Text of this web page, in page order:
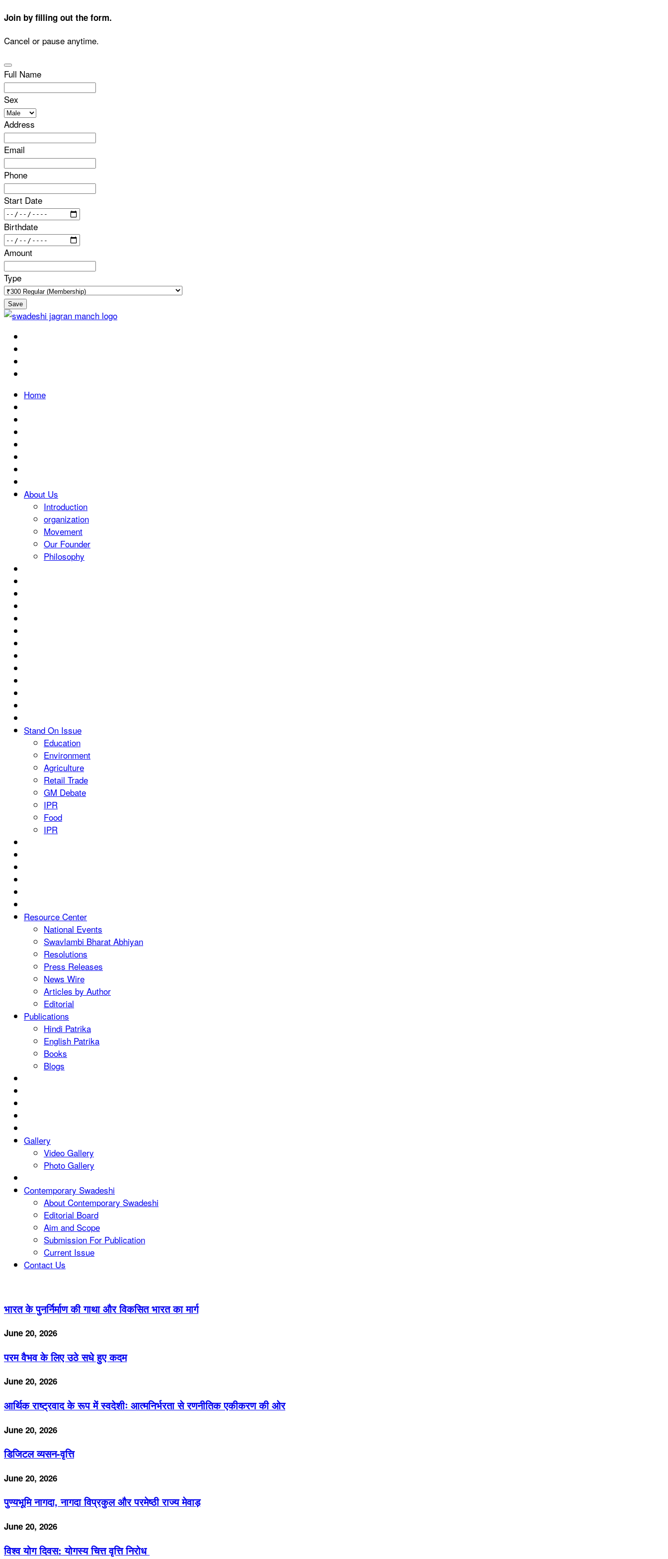
Join by filling out the form.
Cancel or pause anytime.
Full Name
Sex
Address
Email
Phone
Start Date
Birthdate
Amount
Type
Save
Home
About Us
Introduction
organization
Movement
Our Founder
Philosophy
Stand On Issue
Education
Environment
Agriculture
Retail Trade
GM Debate
IPR
Food
IPR
Resource Center
National Events
Swavlambi Bharat Abhiyan
Resolutions
Press Releases
News Wire
Articles by Author
Editorial
Publications
Hindi Patrika
English Patrika
Books
Blogs
Gallery
Video Gallery
Photo Gallery
Contemporary Swadeshi
About Contemporary Swadeshi
Editorial Board
Aim and Scope
Submission For Publication
Current Issue
Contact Us
भारत के पुनर्निर्माण की गाथा और विकसित भारत का मार्ग
June 20, 2026
परम वैभव के लिए उठे सधे हुए कदम
June 20, 2026
आर्थिक राष्ट्रवाद के रूप में स्वदेशीः आत्मनिर्भरता से रणनीतिक एकीकरण की ओर
June 20, 2026
डिजिटल व्यसन-वृत्ति
June 20, 2026
पुण्यभूमि नागदा, नागदा विप्रकुल और परमेष्ठी राज्य मेवाड़
June 20, 2026
विश्व योग दिवस: योगस्य चित्त वृत्ति निरोध